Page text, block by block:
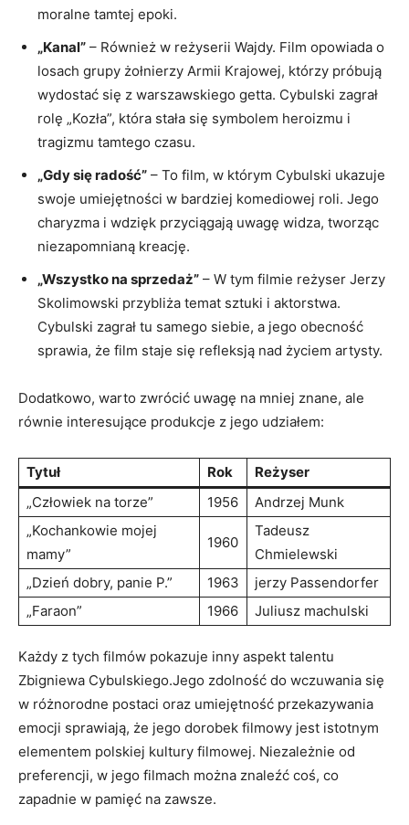
moralne tamtej epoki.
„Kanal” – Również w reżyserii Wajdy. Film opowiada o
losach grupy żołnierzy Armii Krajowej, którzy próbują
wydostać się z warszawskiego getta. Cybulski zagrał
rolę „Kozła”, która stała się symbolem heroizmu i
tragizmu tamtego czasu.
„Gdy się radość” – To film, w którym Cybulski ukazuje
swoje umiejętności w bardziej komediowej roli. Jego
charyzma i wdzięk przyciągają uwagę widza, tworząc
niezapomnianą kreację.
„Wszystko na sprzedaż” – W tym filmie reżyser Jerzy
Skolimowski przybliża temat sztuki i aktorstwa.
Cybulski zagrał tu samego siebie, a jego obecność
sprawia, że film staje się refleksją nad życiem artysty.
Dodatkowo, warto zwrócić uwagę na mniej znane, ale
równie interesujące produkcje z jego udziałem:
Tytuł Rok
Reżyser
„Człowiek na torze”
1956
Andrzej Munk
„Kochankowie mojej
mamy”
1960
Tadeusz
Chmielewski
„Dzień dobry, panie P.”
1963
jerzy Passendorfer
„Faraon”
1966 Juliusz machulski
Każdy z tych filmów pokazuje inny aspekt talentu
Zbigniewa Cybulskiego.Jego zdolność do wczuwania się
w różnorodne postaci oraz umiejętność przekazywania
emocji sprawiają, że jego dorobek filmowy jest istotnym
elementem polskiej kultury filmowej. Niezależnie od
preferencji, w jego filmach można znaleźć coś, co
zapadnie w pamięć na zawsze.